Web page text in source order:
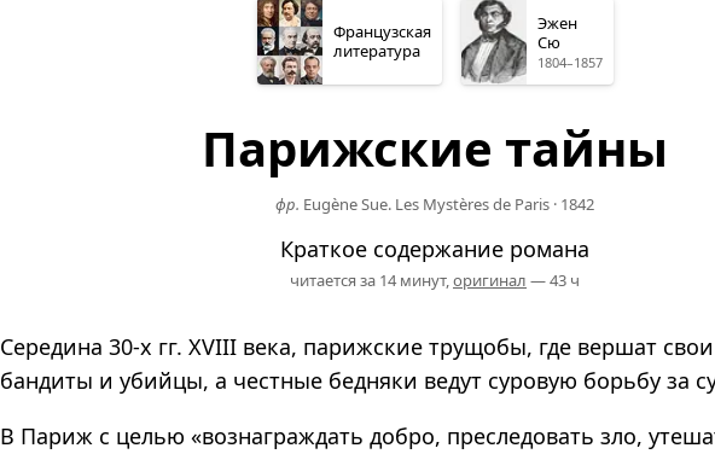
Французская
литература
Эжен
Сю
1804–1857
Парижские тайны
фр. Eugène Sue. Les Mystères de Paris · 1842
Краткое содержание романа
читается за 14 минут,оригинал — 43 ч
Середина 30-х гг. XVIII века, парижские трущобы, где вершат
бандиты и убийцы, а честные бедняки ведут суровую борьбу за
В Париж с целью «вознаграждать добро, преследовать зло,